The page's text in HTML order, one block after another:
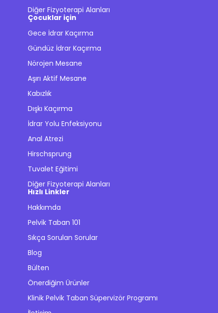
Diğer Fizyoterapi Alanları
Çocuklar için
Gece İdrar Kaçırma
Gündüz İdrar Kaçırma
Nörojen Mesane
Aşırı Aktif Mesane
Kabızlık
Dışkı Kaçırma
İdrar Yolu Enfeksiyonu
Anal Atrezi
Hirschsprung
Tuvalet Eğitimi
Diğer Fizyoterapi Alanları
Hızlı Linkler
Hakkımda
Pelvik Taban 101
Sıkça Sorulan Sorular
Blog
Bülten
Önerdiğim Ürünler
Klinik Pelvik Taban Süpervizör Programı